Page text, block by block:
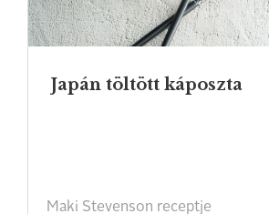
Japán töltött káposzta
Maki Stevenson receptje